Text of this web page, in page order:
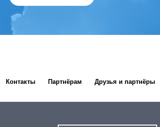
Контакты Партнёрам Друзья и партнёры